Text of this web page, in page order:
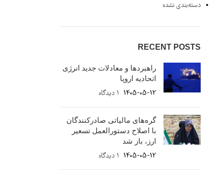
دسته‌بندی نشده
RECENT POSTS
راهبردها و معادلات جدید انرژی
اتحادیه اروپا
1405-05-12 ۱ دیدگاه
گره‌های مالیاتی صادرکنندگان
با اصلاح دستورالعمل تسعیر
ارز، باز شد
1405-05-12 ۱ دیدگاه